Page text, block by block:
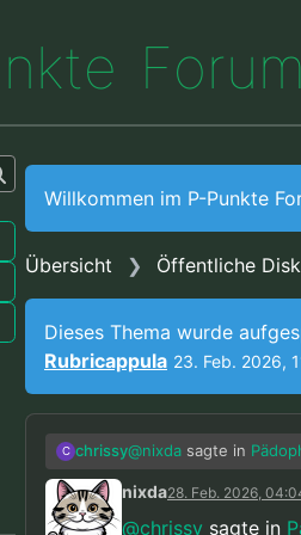
nkte Forum
Willkommen im P-Punkte
Übersicht Öffentliche
Dieses Thema wurde
Rubricappula 23. Feb. 2026,
C chrissy@nixda sagte in
nixda28. Feb. 2026,
@chrissy sagte in